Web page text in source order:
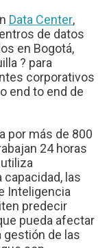
Data Center,
de datos
en Bogotá,
? para
corporativos
end to end de
por más de 800
24 horas
las
Inteligencia
predecir
pueda afectar
gestión de las